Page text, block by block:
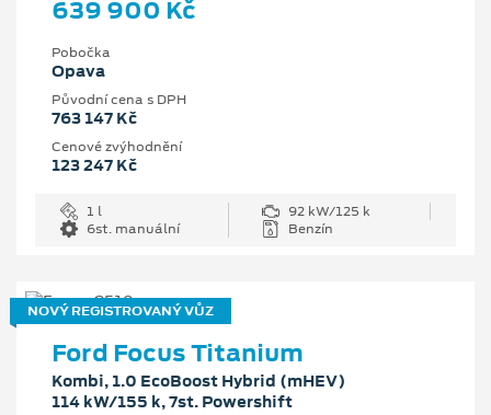
639 900 Kč
Pobočka
Opava
Původní cena s DPH
763 147 Kč
Cenové zvýhodnění
123 247 Kč
1 l
92 kW/125 k
6st. manuální
Benzín
NOVÝ REGISTROVANÝ VŮZ
Ford Focus Titanium
Kombi, 1.0 EcoBoost Hybrid (mHEV)
114 kW/155 k, 7st. Powershift